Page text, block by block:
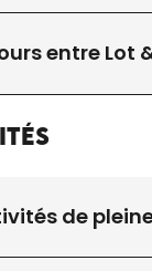
entre Lot
de